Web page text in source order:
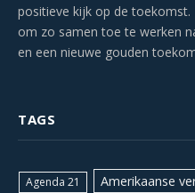
positieve kijk op de toekomst.
om zo samen toe te werken
en een nieuwe gouden
TAGS
Agenda 21 Amerikaanse